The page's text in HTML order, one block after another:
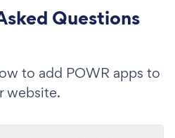
Questions
to add POWR apps to
website.